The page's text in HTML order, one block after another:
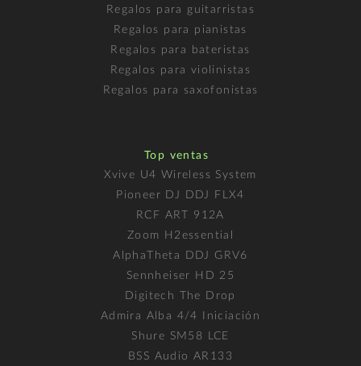
Regalos para guitarristas
Regalos para pianistas
Regalos para bateristas
Regalos para violinistas
Regalos para saxofonistas
Top ventas
Xvive U4 Wireless System
Pioneer DJ DDJ FLX4
RCF ART 912A
Zoom H2essential
AlphaTheta DDJ GRV6
Sennheiser HD 25
Digitech The Drop
Admira Alba 4/4 Iniciación
Shure SM58 LCE
BSS Audio AR133